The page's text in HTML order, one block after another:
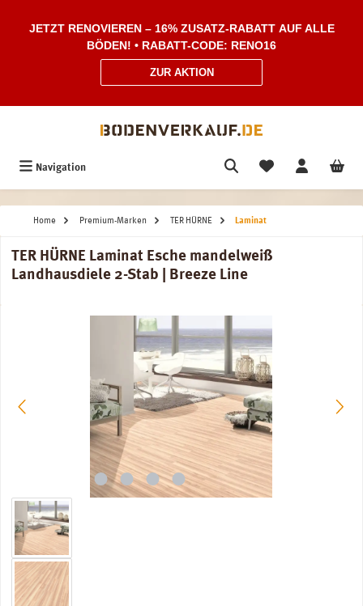
JETZT RENOVIEREN – 16% ZUSATZ-RABATT AUF ALLE
BÖDEN! • RABATT-CODE: RENO16
ZUR AKTION
Navigation
Home Premium-Marken TER HÜRNE Laminat
TER HÜRNE Laminat Esche mandelweiß
Landhausdiele 2-Stab | Breeze Line